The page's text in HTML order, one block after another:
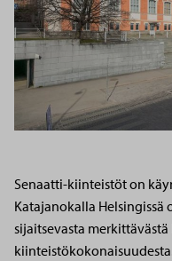
Senaatti-kiinteistöt on
Katajanokalla Helsingissä
sijaitsevasta